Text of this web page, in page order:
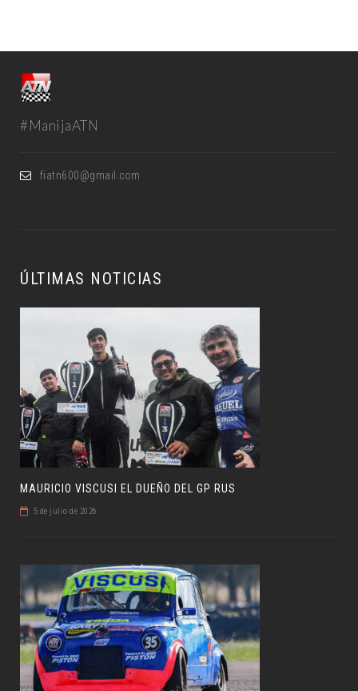
#ManijaATN
fiatn600@gmail.com
ÚLTIMAS NOTICIAS
MAURICIO VISCUSI EL DUEÑO DEL GP RUS
5 de julio de 2026